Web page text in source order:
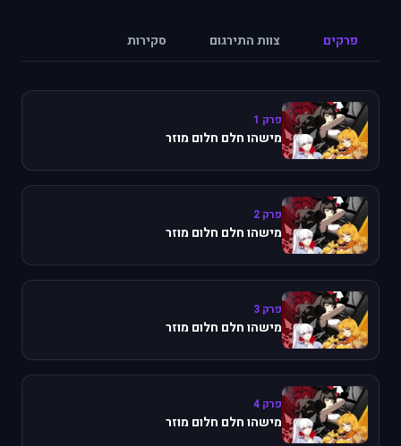
פרקים צוות התירגום סקירות
פרק 1
מישהו חלם חלום מוזר
פרק 2
מישהו חלם חלום מוזר
פרק 3
מישהו חלם חלום מוזר
פרק 4
מישהו חלם חלום מוזר